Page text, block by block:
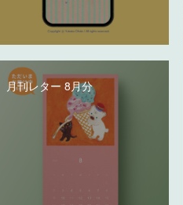
月刊レター 8月分